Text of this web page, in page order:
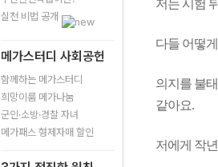
실천 비법 공개
메가스터디 사회공헌
함께하는 메가스터디
희망이룸 메가나눔
군인·소방·경찰 자녀
메가패스 형제자매 할인
저는 시험
다들 어떻
의지를 불
같아요.
저에게 작